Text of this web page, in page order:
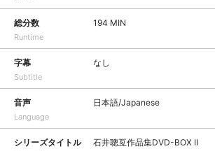
総分数
Runtime
194 MIN
字幕
Subtitle
なし
音声
Language
日本語/Japanese
シリーズタイトル 石井聰亙作品集DVD-BOX Ⅱ